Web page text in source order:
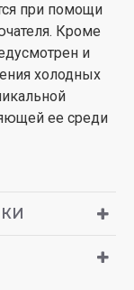
при помощи
Кроме
и
холодных
ее среди